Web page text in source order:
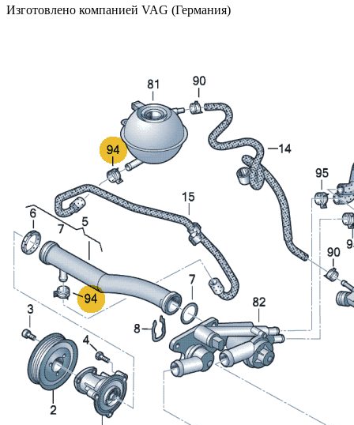
Изготовлено компанией VAG (Германия)